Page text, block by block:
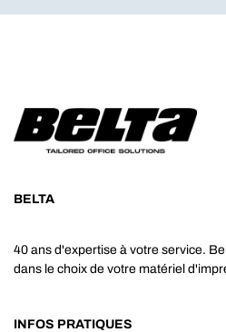
BELTA
40 ans d'expertise à votre service.
dans le choix de votre matériel
INFOS PRATIQUES